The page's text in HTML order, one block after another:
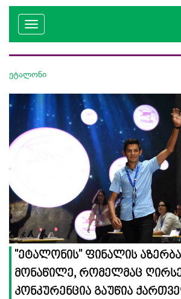
ეტალონი
''ეტალონის'' ფინალის
მონაწილე, რომელმაც
კონკურენცია გაუწია